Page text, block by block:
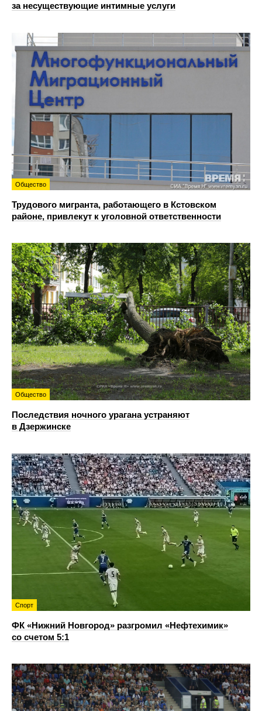
за несуществующие интимные услуги
Общество
Трудового мигранта, работающего в Кстовском
районе, привлекут к уголовной ответственности
Общество
Последствия ночного урагана устраняют
в Дзержинске
Спорт
ФК «Нижний Новгород» разгромил «Нефтехимик»
со счетом 5:1